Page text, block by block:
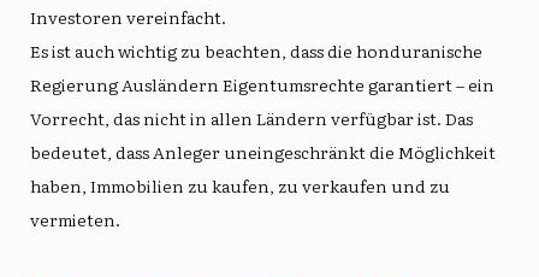
Investoren vereinfacht.
Es ist auch wichtig zu beachten, dass die honduranische
Regierung Ausländern Eigentumsrechte garantiert – ein
Vorrecht, das nicht in allen Ländern verfügbar ist. Das
bedeutet, dass Anleger uneingeschränkt die Möglichkeit
haben, Immobilien zu kaufen, zu verkaufen und zu
vermieten.